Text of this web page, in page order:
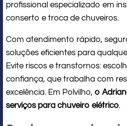
profissional especializado em
conserto e troca de chuveiros.
Com atendimento rápido,
soluções eficientes para
Evite riscos e transtornos:
confiança, que trabalha com
excelência. Em Polvilho, o
serviços para chuveiro elétrico.